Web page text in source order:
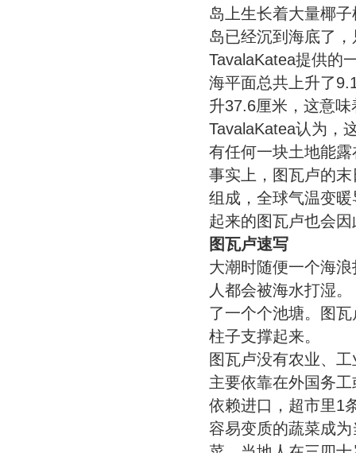
岛上生长着大量椰
岛已经沉到海底了
TavalaKatea提供的
海平面总共上升了
升37.6厘米，这意
TavalaKatea认为，
有任何一块土地能
事实上，图瓦卢的
组成，全球气温变
起来的图瓦卢也会因
图瓦卢速写
大潮时随便一个海
人都会被海水打湿
了一个个池塘。图
柱子支撑起来。
图瓦卢没有农业、
主要依靠在外国务
依赖进口，超市里1
容易变质的蔬菜成